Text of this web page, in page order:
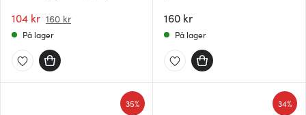
104 kr 160 kr
På lager
160 kr
På lager
35% 34%